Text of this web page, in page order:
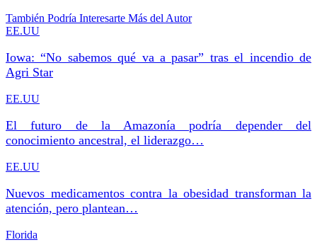
También Podría Interesarte Más del Autor
EE.UU
Iowa: “No sabemos qué va a pasar” tras el incendio de
Agri Star
EE.UU
El futuro de la Amazonía podría depender del
conocimiento ancestral, el liderazgo…
EE.UU
Nuevos medicamentos contra la obesidad transforman la
atención, pero plantean…
Florida